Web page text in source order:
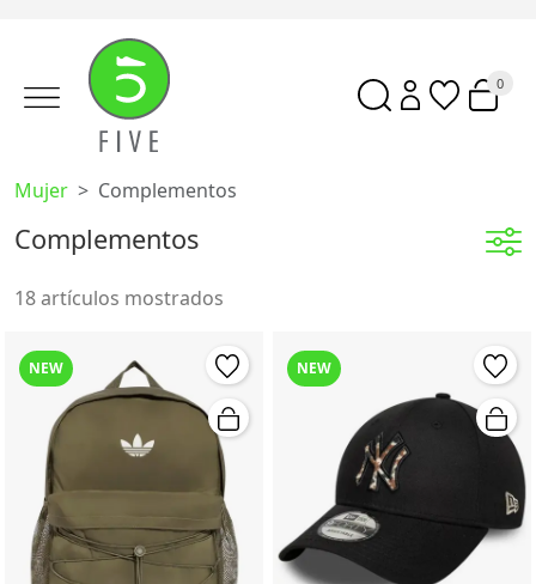
0
Mujer Complementos
Complementos
18 artículos mostrados
NEW NEW